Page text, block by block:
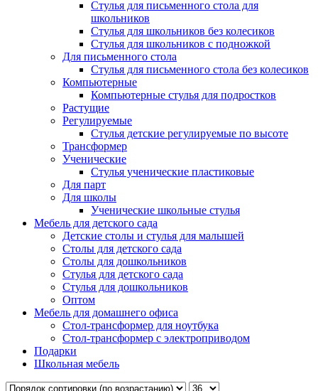
Стулья для письменного стола для
школьников
Стулья для школьников без колесиков
Стулья для школьников с подножкой
Для письменного стола
Стулья для письменного стола без колесиков
Компьютерные
Компьютерные стулья для подростков
Растущие
Регулируемые
Стулья детские регулируемые по высоте
Трансформер
Ученические
Стулья ученические пластиковые
Для парт
Для школы
Ученические школьные стулья
Мебель для детского сада
Детские столы и стулья для малышей
Столы для детского сада
Столы для дошкольников
Стулья для детского сада
Стулья для дошкольников
Оптом
Мебель для домашнего офиса
Стол-трансформер для ноутбука
Стол-трансформер с электроприводом
Подарки
Школьная мебель